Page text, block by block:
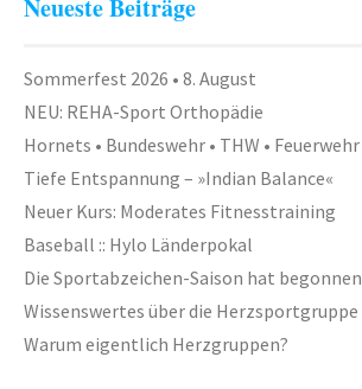
Rückenschule
Tai Chi
Yoga
Kletterknirpse
Kraft und Fitness
Leichtathletik
Schwimmen
Neueste Beiträge
Sommerfest 2026 • 8. August
NEU: REHA-Sport Orthopädie
Hornets • Bundeswehr • THW • Feuerwehr
Tiefe Entspannung – »Indian Balance«
Neuer Kurs: Moderates Fitnesstraining
Baseball :: Hylo Länderpokal
Die Sportabzeichen-Saison hat begonnen
Wissenswertes über die Herzsportgruppe
Warum eigentlich Herzgruppen?